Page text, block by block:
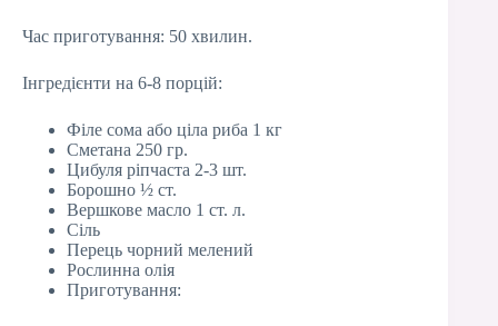
Час приготування: 50 хвилин.
Інгредієнти на 6-8 порцій:
Філе сома або ціла риба 1 кг
Сметана 250 гр.
Цибуля ріпчаста 2-3 шт.
Борошно ½ ст.
Вершкове масло 1 ст. л.
Сіль
Перець чорний мелений
Рослинна олія
Приготування: